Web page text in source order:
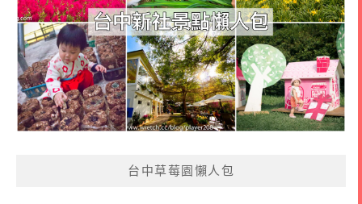
台中草莓園懶人包